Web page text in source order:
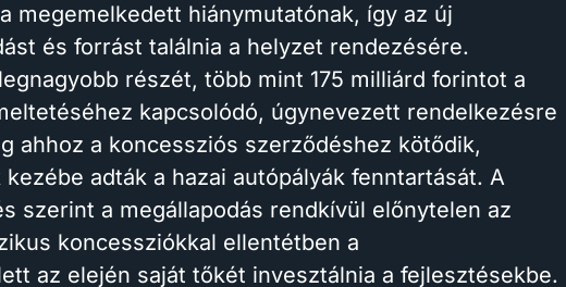
megemelkedett hiánymutatónak, így az új
és forrást találnia a helyzet rendezésére.
részét, több mint 175 milliárd forintot a
kapcsolódó, úgynevezett rendelkezésre
ahhoz a koncessziós szerződéshez kötődik,
adták a hazai autópályák fenntartását. A
szerint a megállapodás rendkívül előnytelen az
koncessziókkal ellentétben a
az elején saját tőkét invesztálnia a fejlesztésekbe.